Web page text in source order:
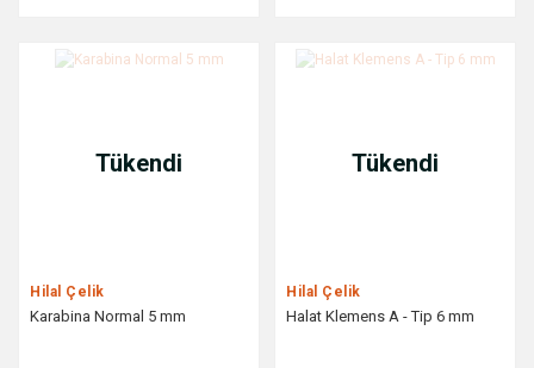
Tükendi
Hilal Çelik
Karabina Normal 5 mm
Tükendi
Hilal Çelik
Halat Klemens A - Tip 6 mm